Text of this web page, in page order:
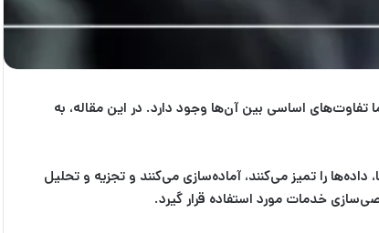
تفاوت‌های اساسی بین آن‌ها وجود دارد. در این مقاله، به
را تمیز می‌کنند، آماده‌سازی می‌کنند و تجزیه و تحلیل
خدمات مورد استفاده قرار گیرد.